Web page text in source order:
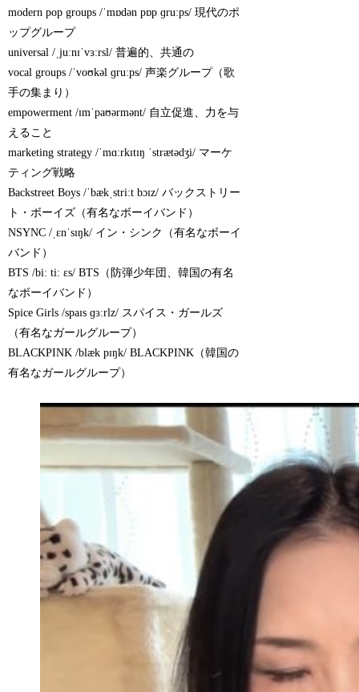
modern pop groups /ˈmɒdən pɒp ɡruːps/ 現代のポ
ップグループ
universal /ˌjuːnɪˈvɜːrsl/ 普遍的、共通の
vocal groups /ˈvoʊkəl ɡruːps/ 声楽グループ（歌
手の集まり）
empowerment /ɪmˈpaʊərmənt/ 自立促進、力を与
えること
marketing strategy /ˈmɑːrkɪtɪŋ ˈstrætədʒi/ マーケ
ティング戦略
Backstreet Boys /ˈbækˌstriːt bɔɪz/ バックストリー
ト・ボーイズ（有名なボーイバンド）
NSYNC /ˌɛnˈsɪŋk/ イン・シンク（有名なボーイ
バンド）
BTS /biː tiː ɛs/ BTS（防弾少年団、韓国の有名
なボーイバンド）
Spice Girls /spaɪs ɡɜːrlz/ スパイス・ガールズ
（有名なガールグループ）
BLACKPINK /blæk pɪŋk/ BLACKPINK（韓国の
有名なガールグループ）